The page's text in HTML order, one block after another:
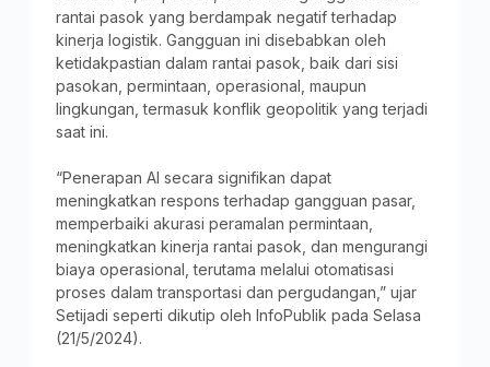
rantai pasok yang berdampak negatif terhadap
kinerja logistik. Gangguan ini disebabkan oleh
ketidakpastian dalam rantai pasok, baik dari sisi
pasokan, permintaan, operasional, maupun
lingkungan, termasuk konflik geopolitik yang terjadi
saat ini.
“Penerapan AI secara signifikan dapat
meningkatkan respons terhadap gangguan pasar,
memperbaiki akurasi peramalan permintaan,
meningkatkan kinerja rantai pasok, dan mengurangi
biaya operasional, terutama melalui otomatisasi
proses dalam transportasi dan pergudangan,” ujar
Setijadi seperti dikutip oleh InfoPublik pada Selasa
(21/5/2024).